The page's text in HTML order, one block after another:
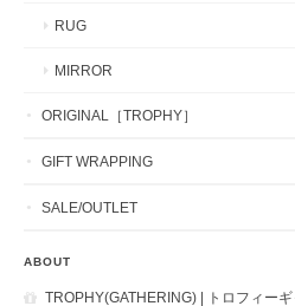
RUG
MIRROR
ORIGINAL［TROPHY］
GIFT WRAPPING
SALE/OUTLET
ABOUT
TROPHY(GATHERING) | トロフィー